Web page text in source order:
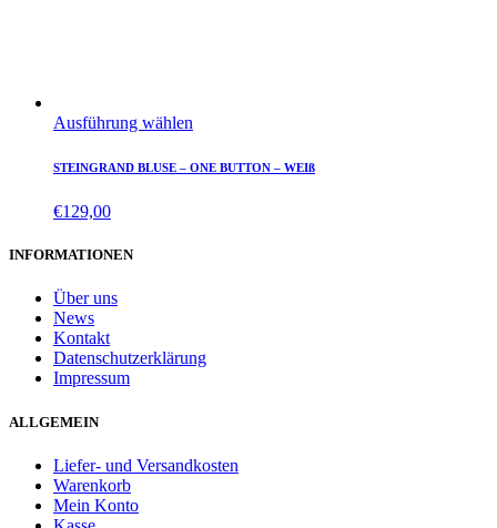
Ausführung wählen
STEINGRAND BLUSE – ONE BUTTON – WEIß
€129,00
INFORMATIONEN
Über uns
News
Kontakt
Datenschutzerklärung
Impressum
ALLGEMEIN
Liefer- und Versandkosten
Warenkorb
Mein Konto